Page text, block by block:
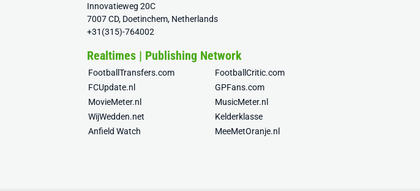
Innovatieweg 20C
7007 CD, Doetinchem, Netherlands
+31(315)-764002
Realtimes | Publishing Network
FootballTransfers.com
FootballCritic.com
FCUpdate.nl
GPFans.com
MovieMeter.nl
MusicMeter.nl
WijWedden.net
Kelderklasse
Anfield Watch
MeeMetOranje.nl